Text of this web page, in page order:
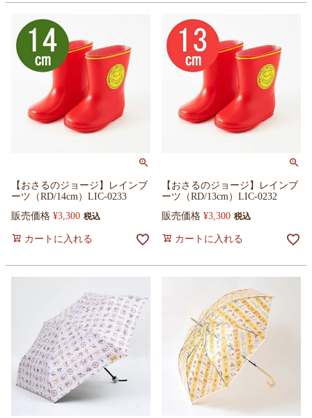
【おさるのジョージ】レインブ
ーツ（RD/14cm）LIC-0233
販売価格 ¥3,300 税込
カートに入れる
【おさるのジョージ】レインブ
ーツ（RD/13cm）LIC-0232
販売価格 ¥3,300 税込
カートに入れる